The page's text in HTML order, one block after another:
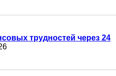
трудностей через 24